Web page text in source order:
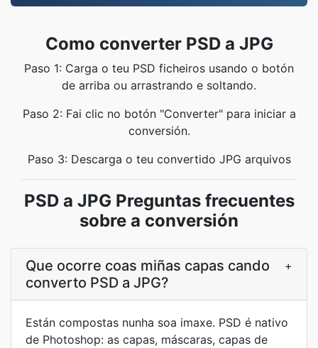
Como converter PSD a JPG
Paso 1: Carga o teu PSD ficheiros usando o botón
de arriba ou arrastrando e soltando.
Paso 2: Fai clic no botón "Converter" para iniciar a
conversión.
Paso 3: Descarga o teu convertido JPG arquivos
PSD a JPG Preguntas frecuentes
sobre a conversión
Que ocorre coas miñas capas cando
converto PSD a JPG?
+
Están compostas nunha soa imaxe. PSD é nativo
de Photoshop: as capas, máscaras, capas de